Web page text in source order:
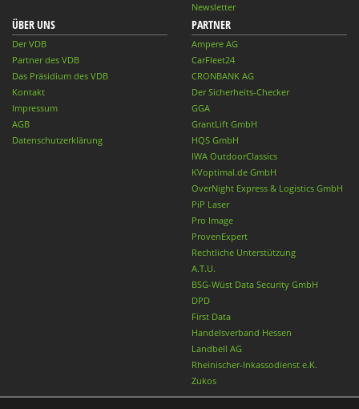
Newsletter
ÜBER UNS
Der VDB
Partner des VDB
Das Präsidium des VDB
Kontakt
Impressum
AGB
Datenschutzerklärung
PARTNER
Ampere AG
CarFleet24
CRONBANK AG
Der Sicherheits-Checker
GGA
GrantLift GmbH
HQS GmbH
IWA OutdoorClassics
KVoptimal.de GmbH
OverNight Express & Logistics GmbH
PiP Laser
Pro Image
ProvenExpert
Rechtliche Unterstützung
A.T.U.
BSG-Wüst Data Security GmbH
DPD
First Data
Handelsverband Hessen
Landbell AG
Rheinischer-Inkassodienst e.K.
Zukos